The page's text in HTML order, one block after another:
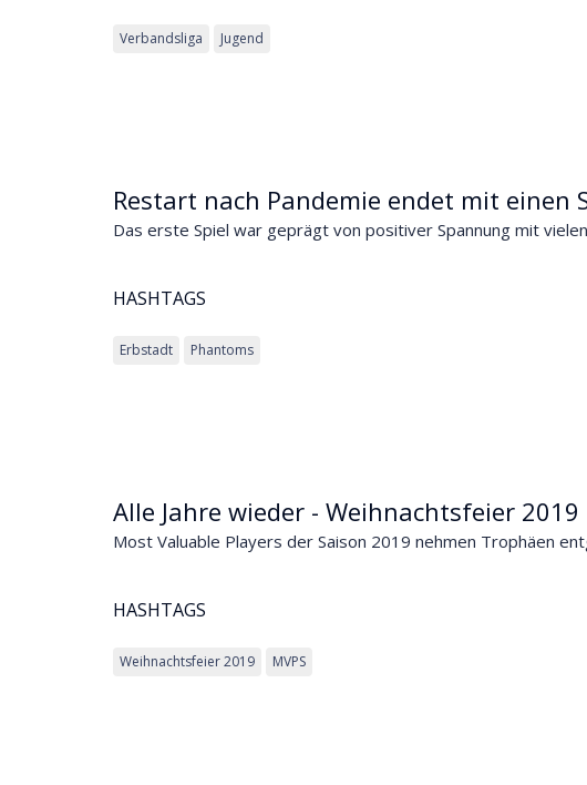
Verbandsliga Jugend
Restart nach Pandemie endet mit einen
Das erste Spiel war geprägt von positiver Spannung mit
HASHTAGS
Erbstadt Phantoms
Alle Jahre wieder - Weihnachtsfeier 2019
Most Valuable Players der Saison 2019 nehmen Trophäen
HASHTAGS
Weihnachtsfeier 2019 MVPS